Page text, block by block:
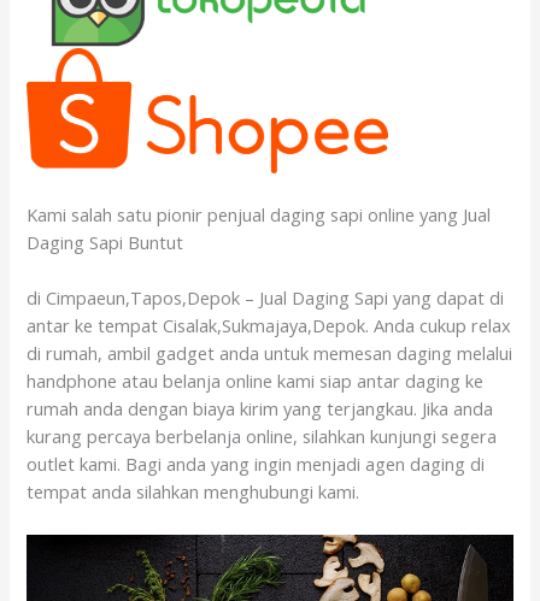
Kami salah satu pionir penjual daging sapi online yang Jual
Daging Sapi Buntut
di Cimpaeun,Tapos,Depok – Jual Daging Sapi yang dapat di
antar ke tempat Cisalak,Sukmajaya,Depok. Anda cukup relax
di rumah, ambil gadget anda untuk memesan daging melalui
handphone atau belanja online kami siap antar daging ke
rumah anda dengan biaya kirim yang terjangkau. Jika anda
kurang percaya berbelanja online, silahkan kunjungi segera
outlet kami. Bagi anda yang ingin menjadi agen daging di
tempat anda silahkan menghubungi kami.